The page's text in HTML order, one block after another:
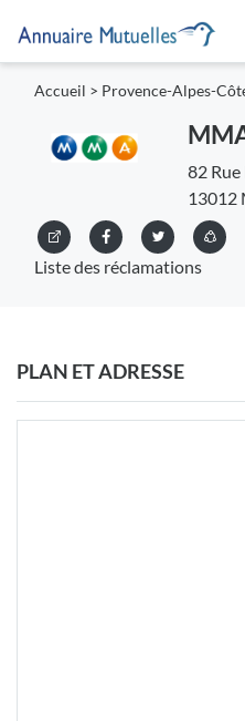
Accueil > Provence-Alpes-
82
13012
Liste des réclamations
PLAN ET ADRESSE